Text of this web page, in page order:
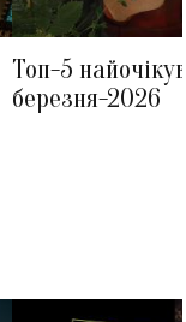
Топ-5
березня-2026